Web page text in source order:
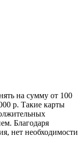
на сумму от 100
р. Такие карты
Благодаря
нет необходимости